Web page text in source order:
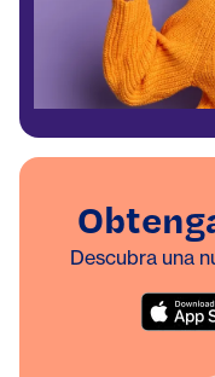
Descubra una